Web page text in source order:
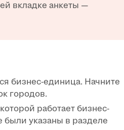
вкладке анкеты —
бизнес-единица. Начните
городов.
работает бизнес-
указаны в разделе